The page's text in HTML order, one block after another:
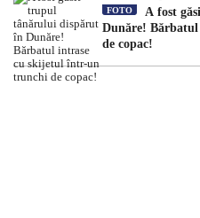
FOTO
A fost
Dunăre!
de copac!